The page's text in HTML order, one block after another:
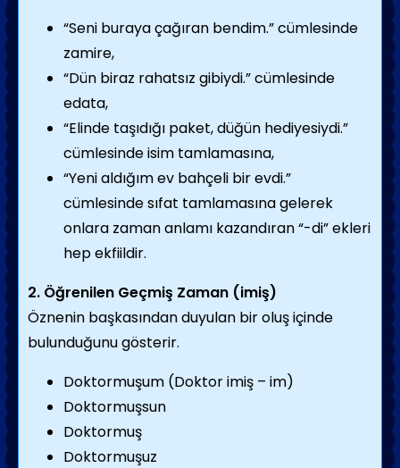
“Seni buraya çağıran bendim.” cümlesinde
zamire,
“Dün biraz rahatsız gibiydi.” cümlesinde
edata,
“Elinde taşıdığı paket, düğün hediyesiydi.”
cümlesinde isim tamlamasına,
“Yeni aldığım ev bahçeli bir evdi.”
cümlesinde sıfat tamlamasına gelerek
onlara zaman anlamı kazandıran “-di” ekleri
hep ekfiildir.
2. Öğrenilen Geçmiş Zaman (imiş)
Öznenin başkasından duyulan bir oluş içinde
bulunduğunu gösterir.
Doktormuşum (Doktor imiş – im)
Doktormuşsun
Doktormuş
Doktormuşuz